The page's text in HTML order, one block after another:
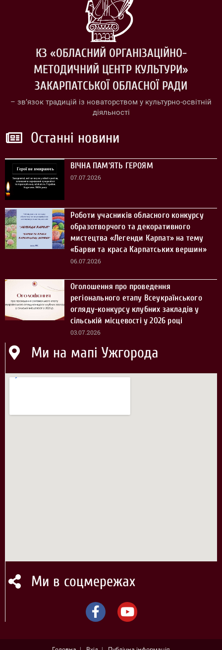
КЗ «ОБЛАСНИЙ ОРГАНІЗАЦІЙНО-
МЕТОДИЧНИЙ ЦЕНТР КУЛЬТУРИ»
ЗАКАРПАТСЬКОЇ ОБЛАСНОЇ РАДИ
– зв’язок традицій із новаторством у культурно-освітній
діяльності
Останні новини
ВІЧНА ПАМ’ЯТЬ ГЕРОЯМ
07.07.2026
Роботи учасників обласного конкурсу
образотворчого та декоративного
мистецтва «Легенди Карпат» на тему
«Барви та краса Карпатських вершин»
06.07.2026
Оголошення про проведення
регіонального етапу Всеукраїнського
огляду-конкурсу клубних закладів у
сільській місцевості у 2026 році
03.07.2026
Ми на мапі Ужгорода
Ми в соцмережах